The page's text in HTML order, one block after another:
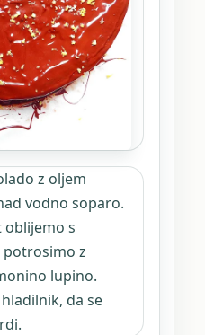
z oljem
vodno soparo.
oblijemo s
z
lupino.
da se